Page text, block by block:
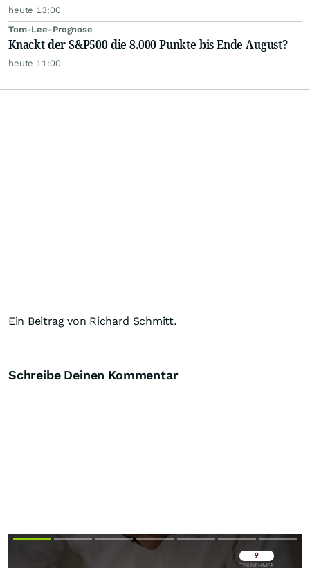
heute 13:00
Tom-Lee-Prognose
Knackt der S&P500 die 8.000 Punkte bis Ende August?
heute 11:00
Ein Beitrag von Richard Schmitt.
Schreibe Deinen Kommentar